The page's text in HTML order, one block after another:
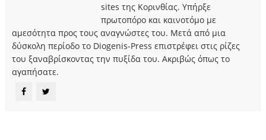
sites της Κορινθίας. Υπήρξε
πρωτοπόρο και καινοτόμο με
αμεσότητα προς τους αναγνώστες του. Μετά από μια
δύσκολη περίοδο το Diogenis-Press επιστρέφει στις ρίζες
του ξαναβρίσκοντας την πυξίδα του. Ακριβώς όπως το
αγαπήσατε.